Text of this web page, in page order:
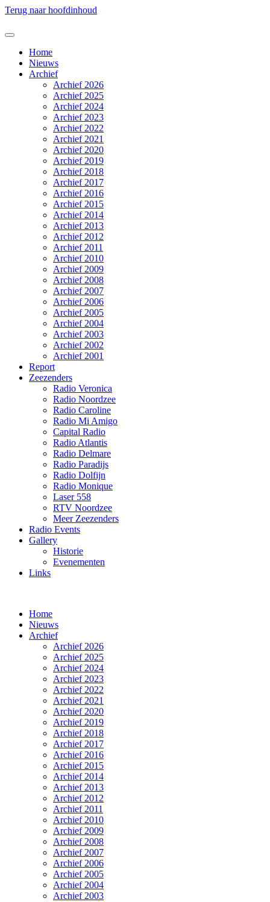
Terug naar hoofdinhoud
Home
Nieuws
Archief
Archief 2026
Archief 2025
Archief 2024
Archief 2023
Archief 2022
Archief 2021
Archief 2020
Archief 2019
Archief 2018
Archief 2017
Archief 2016
Archief 2015
Archief 2014
Archief 2013
Archief 2012
Archief 2011
Archief 2010
Archief 2009
Archief 2008
Archief 2007
Archief 2006
Archief 2005
Archief 2004
Archief 2003
Archief 2002
Archief 2001
Report
Zeezenders
Radio Veronica
Radio Noordzee
Radio Caroline
Radio Mi Amigo
Capital Radio
Radio Atlantis
Radio Delmare
Radio Paradijs
Radio Dolfijn
Radio Monique
Laser 558
RTV Noordzee
Meer Zeezenders
Radio Events
Gallery
Historie
Evenementen
Links
Home
Nieuws
Archief
Archief 2026
Archief 2025
Archief 2024
Archief 2023
Archief 2022
Archief 2021
Archief 2020
Archief 2019
Archief 2018
Archief 2017
Archief 2016
Archief 2015
Archief 2014
Archief 2013
Archief 2012
Archief 2011
Archief 2010
Archief 2009
Archief 2008
Archief 2007
Archief 2006
Archief 2005
Archief 2004
Archief 2003